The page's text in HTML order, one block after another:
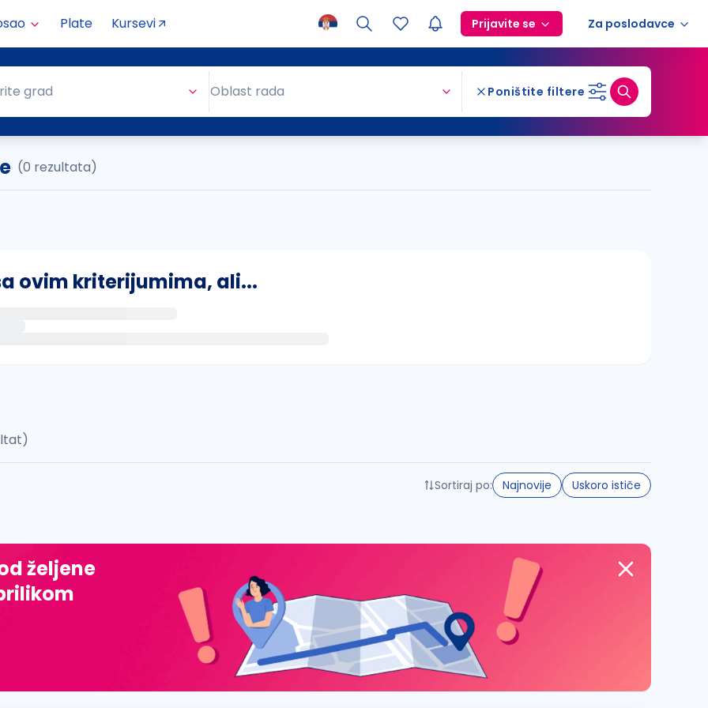
Plate Kursevi Prijavite se Za poslodavce
grad Oblast rada Poništite filtere
(0 rezultata)
ovim kriterijumima, ali...
đ, ž, dž)
Sortiraj po: Najnovije Uskoro ističe
željene